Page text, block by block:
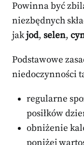
Powinna być
niezbędnych
jakjod, selen,
Podstawowe
niedoczynności
regularne
posiłków
obniżenie